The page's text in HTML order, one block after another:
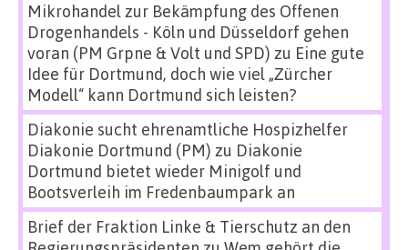
Mikrohandel zur Bekämpfung des Offenen
Drogenhandels - Köln und Düsseldorf gehen
voran (PM Grpne & Volt und SPD) zu Eine gute
Idee für Dortmund, doch wie viel „Zürcher
Modell“ kann Dortmund sich leisten?
Diakonie sucht ehrenamtliche Hospizhelfer
Diakonie Dortmund (PM) zu Diakonie
Dortmund bietet wieder Minigolf und
Bootsverleih im Fredenbaumpark an
Brief der Fraktion Linke & Tierschutz an den